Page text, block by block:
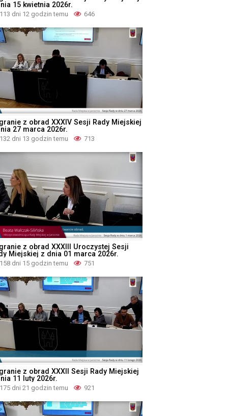
15 kwietnia 2026r.
113 dni 12 godzin temu 646
z obrad XXXIV Sesji Rady Miejskiej
27 marca 2026r.
132 dni 13 godzin temu 713
z obrad XXXIII Uroczystej Sesji
Miejskiej z dnia 01 marca 2026r.
158 dni 15 godzin temu 751
z obrad XXXII Sesji Rady Miejskiej
11 luty 2026r.
175 dni 21 godzin temu 921